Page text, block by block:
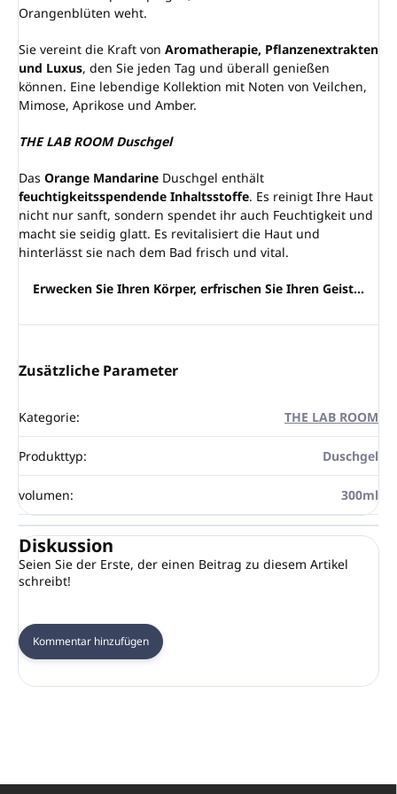
Orangenblüten weht.
Sie vereint die Kraft von Aromatherapie, Pflanzenextrakten
und Luxus, den Sie jeden Tag und überall genießen
können. Eine lebendige Kollektion mit Noten von Veilchen,
Mimose, Aprikose und Amber.
THE LAB ROOM Duschgel
Das Orange Mandarine Duschgel enthält
feuchtigkeitsspendende Inhaltsstoffe. Es reinigt Ihre Haut
nicht nur sanft, sondern spendet ihr auch Feuchtigkeit und
macht sie seidig glatt. Es revitalisiert die Haut und
hinterlässt sie nach dem Bad frisch und vital.
Erwecken Sie Ihren Körper, erfrischen Sie Ihren Geist...
Zusätzliche Parameter
Kategorie: THE LAB ROOM
Produkttyp: Duschgel
volumen: 300ml
Diskussion
Seien Sie der Erste, der einen Beitrag zu diesem Artikel
schreibt!
Kommentar hinzufügen